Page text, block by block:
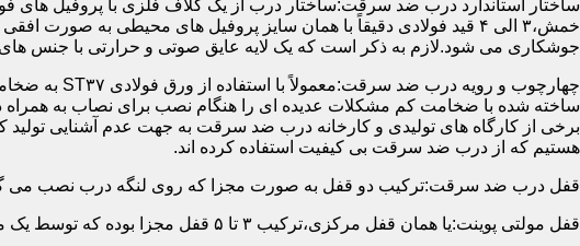
ساختار استاندارد درب ضد سرقت:ساختار درب از یک کلاف فلزی با پروفیل
جوشکاری می شود.لازم به ذکر است که یک لایه عایق صوتی و حرارتی با جنس
ساخته شده با ضخامت کم مشکلات عدیده ای را هنگام نصب برای نصاب به همراه
برخی از کارگاه های تولیدی و کارخانه درب ضد سرقت به جهت عدم آشنایی
هستیم که از درب ضد سرقت بی کیفیت استفاده کرده اند.
قفل درب ضد سرقت:ترکیب دو قفل به صورت مجزا که روی لنگه درب نصب می گردد به این صورت که
قفل مولتی پوینت:یا همان قفل مرکزی،ترکیب ۳ تا ۵ قفل مجزا بوده که توسط یک میله یا اهرم به صورت یک پارچه عمل می کنند،قفل های مولتی پوینت وارداتی در ایران معمولاً دارای ۱۴ زبانه پیستونی است.